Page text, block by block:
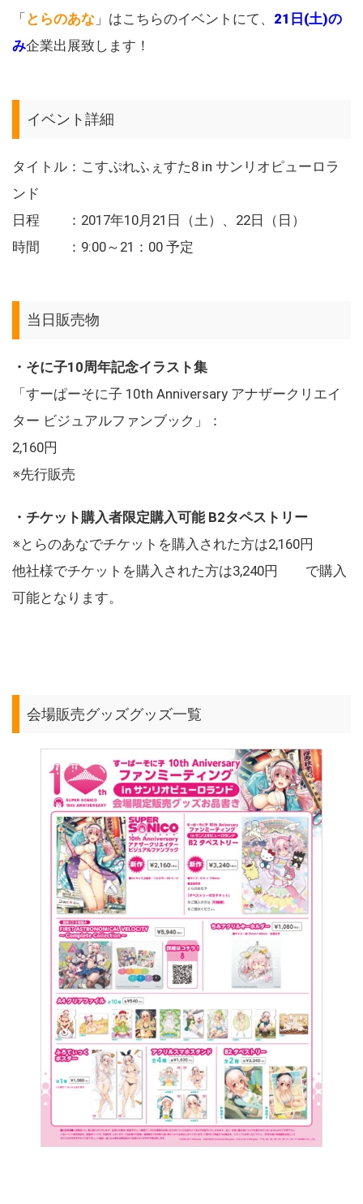
「 とらのあな 」はこちらのイベントにて、 21日(土)の
み企業出展致します！
イベント詳細
タイトル：こすぷれふぇすた8 in サンリオピューロラ
ンド
日程 ：2017年10月21日（土）、22日（日）
時間 ：9:00～21：00 予定
当日販売物
・そに子10周年記念イラスト集
「すーぱーそに子 10th Anniversary アナザークリエイ
ター ビジュアルファンブック」：
2,160円
※先行販売
・チケット購入者限定購入可能 B2タペストリー
※とらのあなでチケットを購入された方は2,160円
他社様でチケットを購入された方は3,240円 で購入
可能となります。
会場販売グッズグッズ一覧